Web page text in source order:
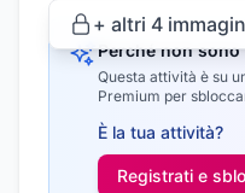
+ altri 4
Perché non
Questa attività è su
Premium per
È la tua attività?
Registrati e